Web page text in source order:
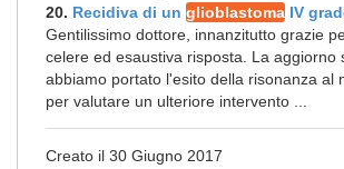
20. Recidiva di un glioblastoma IV
Gentilissimo dottore, innanzitutto grazie
celere ed esaustiva risposta. La aggiorno
abbiamo portato l'esito della risonanza al
per valutare un ulteriore intervento ...
Creato il 30 Giugno 2017